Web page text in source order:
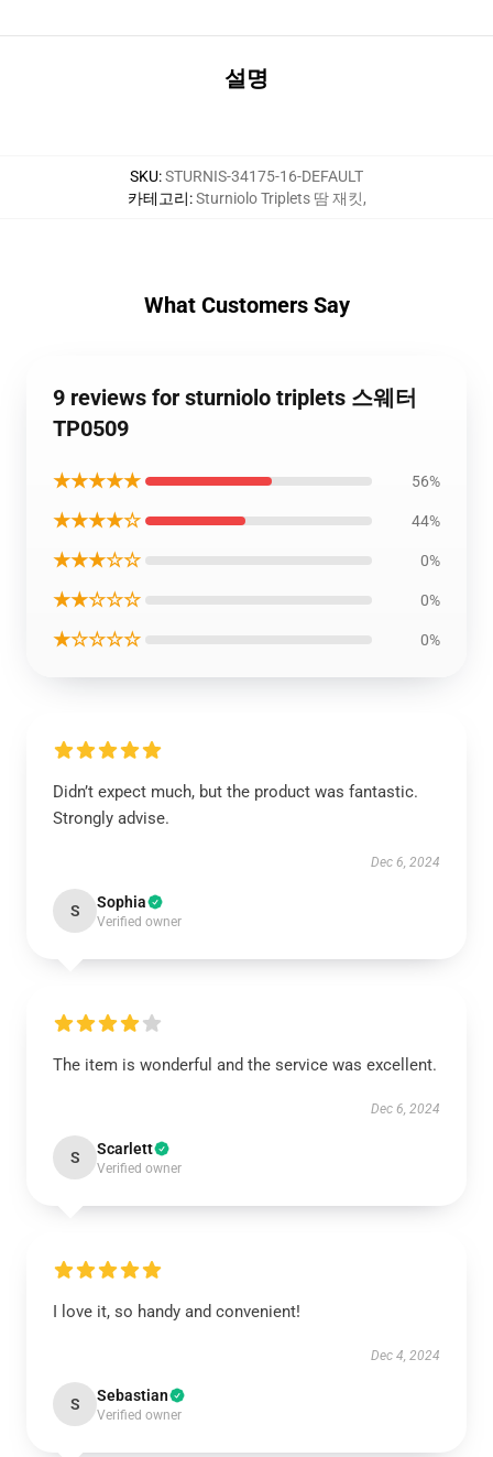
설명
SKU:STURNIS-34175-16-DEFAULT
카테고리:Sturniolo Triplets 땀 재킷,
What Customers Say
9 reviews for sturniolo triplets 스웨터
TP0509
★★★★★ 56%
★★★★☆ 44%
★★★☆☆ 0%
★★☆☆☆ 0%
★☆☆☆☆ 0%
Didn’t expect much, but the product was fantastic.
Strongly advise.
Dec 6, 2024
S Sophia
Verified owner
The item is wonderful and the service was excellent.
Dec 6, 2024
S Scarlett
Verified owner
I love it, so handy and convenient!
Dec 4, 2024
S Sebastian
Verified owner